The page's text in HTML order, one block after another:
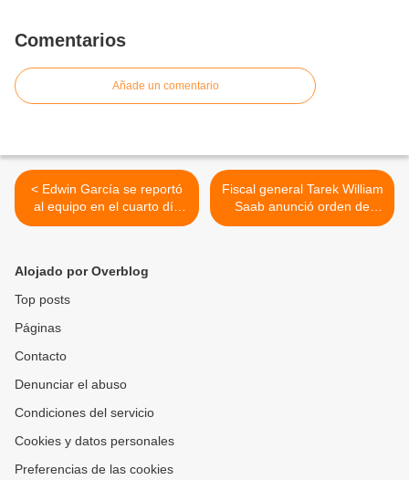
Comentarios
Añade un comentario
< Edwin García se reportó
al equipo en el cuarto día
de prácticas de Navegantes
Fiscal general Tarek William
Saab anunció orden de
aprehensión contra Juan
Alojado por Overblog
Top posts
Páginas
Contacto
Denunciar el abuso
Condiciones del servicio
Cookies y datos personales
Preferencias de las cookies